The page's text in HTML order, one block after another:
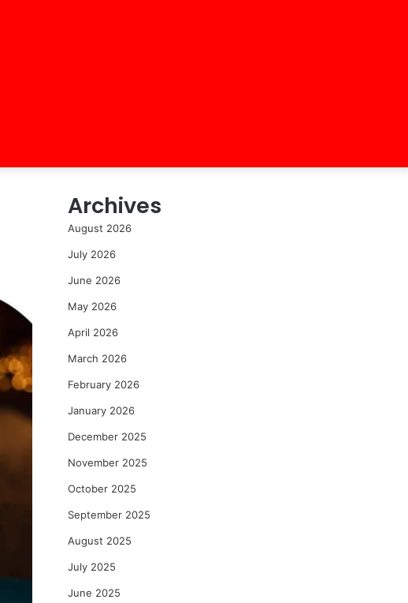
Archives
August 2026
July 2026
June 2026
May 2026
April 2026
March 2026
February 2026
January 2026
December 2025
November 2025
October 2025
September 2025
August 2025
July 2025
June 2025